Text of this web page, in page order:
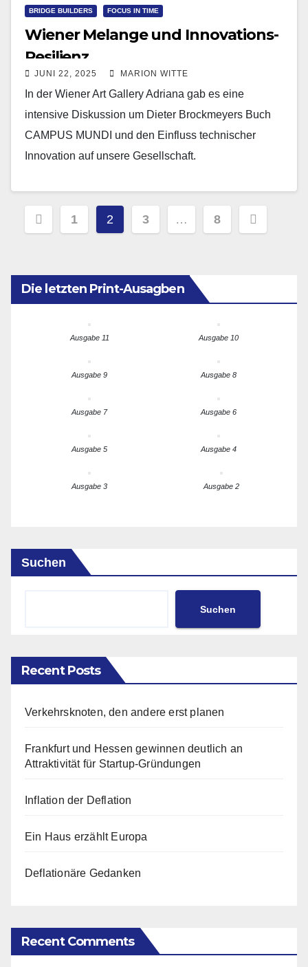
BRIDGE BUILDERS FOCUS IN TIME
Wiener Melange und Innovations-
Resilienz
JUNI 22, 2025 MARION WITTE
In der Wiener Art Gallery Adriana gab es eine
intensive Diskussion um Dieter Brockmeyers Buch
CAMPUS MUNDI und den Einfluss technischer
Innovation auf unsere Gesellschaft.
Seitennummerierung
der
1 2 3 … 8
Die letzten Print-Ausagben
Ausgabe 11 Ausgabe 10
Ausgabe 9 Ausgabe 8
Ausgabe 7 Ausgabe 6
Ausgabe 5 Ausgabe 4
Ausgabe 3 Ausgabe 2
Suchen
Suchen
Recent Posts
Verkehrsknoten, den andere erst planen
Frankfurt und Hessen gewinnen deutlich an
Attraktivität für Startup-Gründungen
Inflation der Deflation
Ein Haus erzählt Europa
Deflationäre Gedanken
Recent Comments